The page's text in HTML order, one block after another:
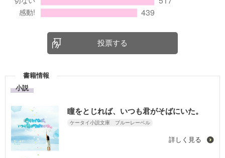
投票する
書籍情報
小説
瞳をとじれば、いつも君がそばにいた。
ケータイ小説文庫 ブルーレーベル
詳しく見る